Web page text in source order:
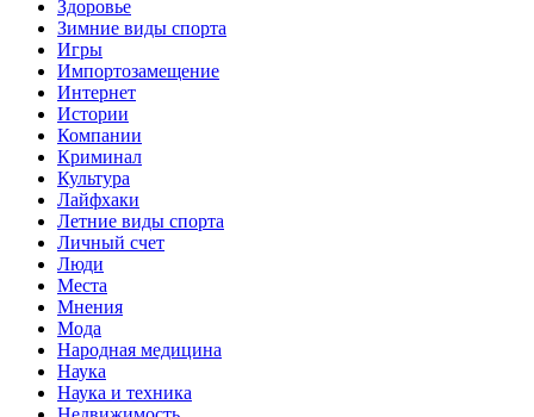
Здоровье
Зимние виды спорта
Игры
Импортозамещение
Интернет
Истории
Компании
Криминал
Культура
Лайфхаки
Летние виды спорта
Личный счет
Люди
Места
Мнения
Мода
Народная медицина
Наука
Наука и техника